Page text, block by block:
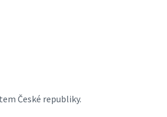
České republiky.